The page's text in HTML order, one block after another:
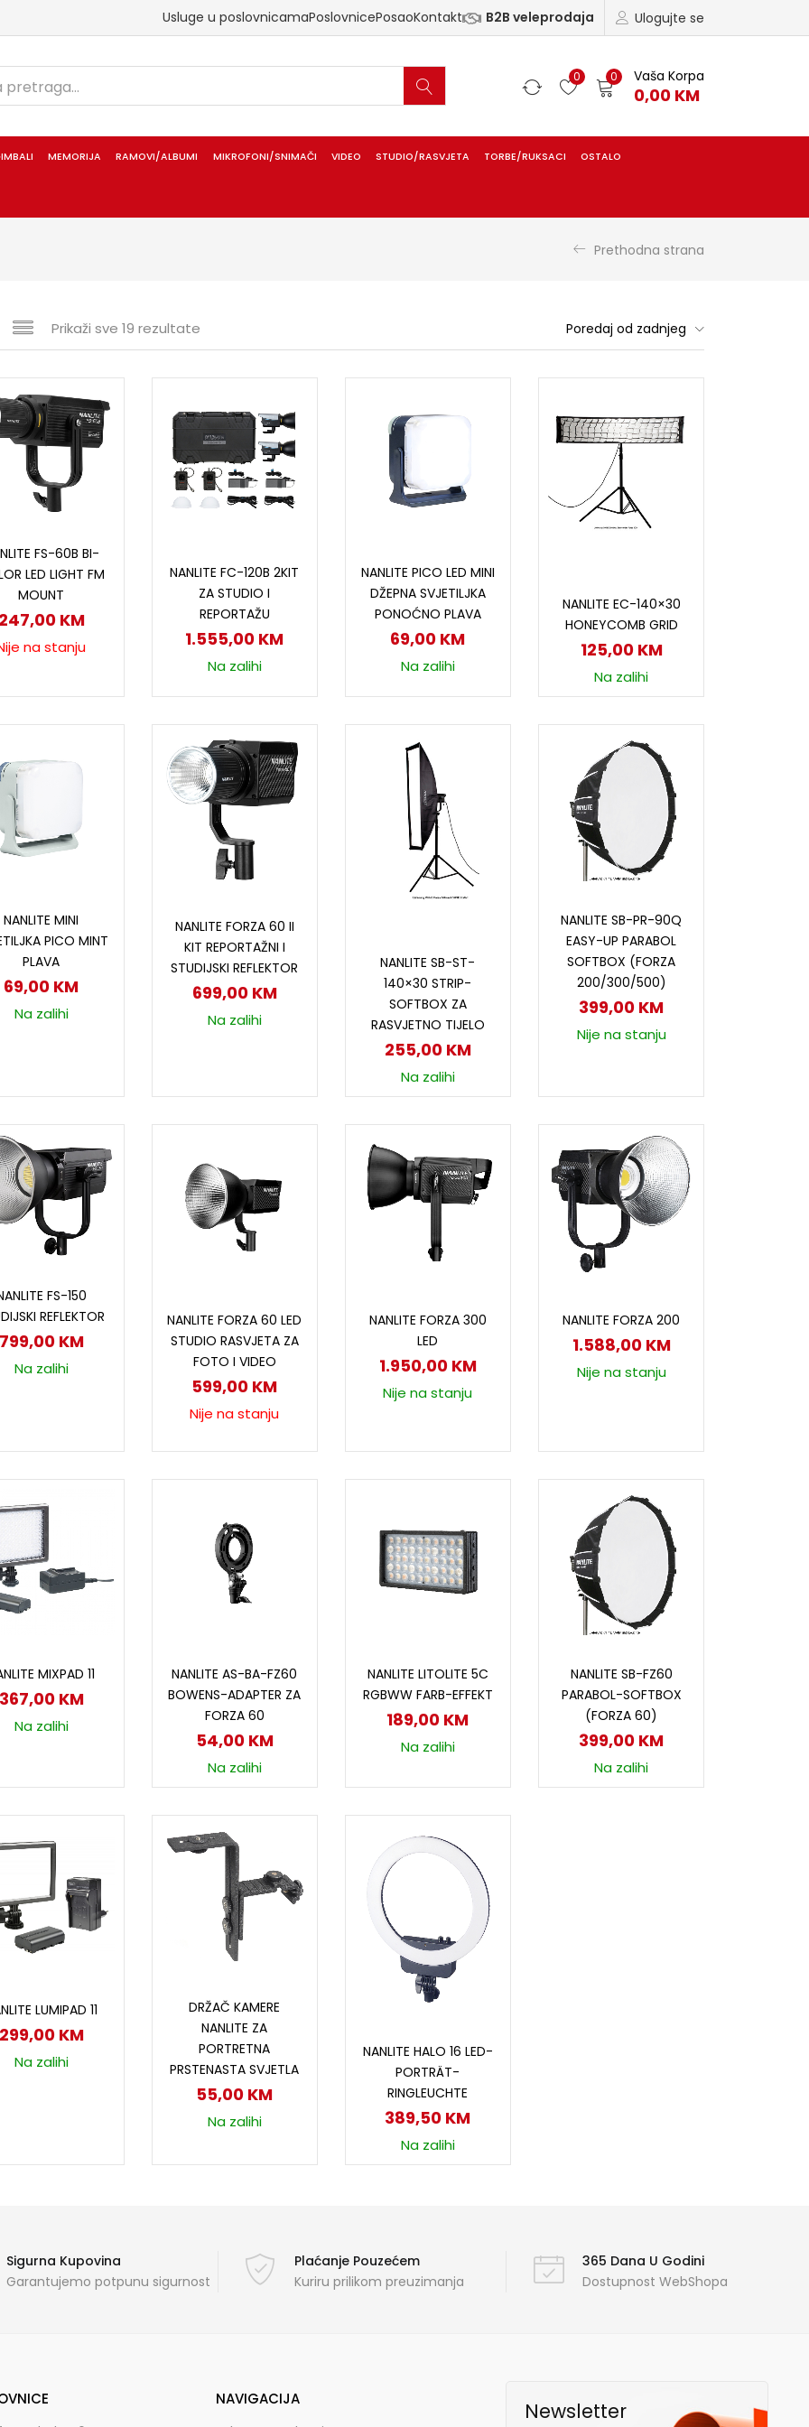
Ulogujte se
Usluge u poslovnicamaPoslovnicePosaoKontakt B2B veleprodaja
0 0 Vaša Korpa
0,00 KM
MEMORIJA RAMOVI/ALBUMI MIKROFONI/SNIMAČI VIDEO STUDIO/RASVJETA TORBE/RUKSACI OSTALO
Prethodna strana
Prikaži sve 19 rezultate Poredaj od zadnjeg
FS-60B BI-
LED LIGHT FM
MOUNT
KM
na stanju
NANLITE FC-120B 2KIT
ZA STUDIO I
REPORTAŽU
1.555,00 KM
Na zalihi
NANLITE PICO LED MINI
DŽEPNA SVJETILJKA
PONOĆNO PLAVA
69,00 KM
Na zalihi
NANLITE EC-140×30
HONEYCOMB GRID
125,00 KM
Na zalihi
NANLITE MINI
PICO MINT
PLAVA
69,00 KM
Na zalihi
NANLITE FORZA 60 II
KIT REPORTAŽNI I
STUDIJSKI REFLEKTOR
699,00 KM
Na zalihi
NANLITE SB-ST-
140×30 STRIP-
SOFTBOX ZA
RASVJETNO TIJELO
255,00 KM
Na zalihi
NANLITE SB-PR-90Q
EASY-UP PARABOL
SOFTBOX (FORZA
200/300/500)
399,00 KM
Nije na stanju
FS-150
REFLEKTOR
KM
Na zalihi
NANLITE FORZA 60 LED
STUDIO RASVJETA ZA
FOTO I VIDEO
599,00 KM
Nije na stanju
NANLITE FORZA 300
LED
1.950,00 KM
Nije na stanju
NANLITE FORZA 200
1.588,00 KM
Nije na stanju
MIXPAD 11
KM
Na zalihi
NANLITE AS-BA-FZ60
BOWENS-ADAPTER ZA
FORZA 60
54,00 KM
Na zalihi
NANLITE LITOLITE 5C
RGBWW FARB-EFFEKT
189,00 KM
Na zalihi
NANLITE SB-FZ60
PARABOL-SOFTBOX
(FORZA 60)
399,00 KM
Na zalihi
LUMIPAD 11
KM
Na zalihi
DRŽAČ KAMERE
NANLITE ZA
PORTRETNA
PRSTENASTA SVJETLA
55,00 KM
Na zalihi
NANLITE HALO 16 LED-
PORTRÄT-
RINGLEUCHTE
389,50 KM
Na zalihi
Sigurna Kupovina
Garantujemo potpunu sigurnost
Plaćanje Pouzećem
Kuriru prilikom preuzimanja
365 Dana U Godini
Dostupnost WebShopa
NAVIGACIJA Newsletter